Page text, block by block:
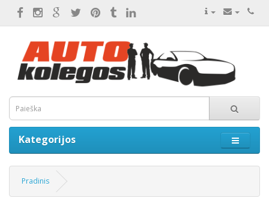
Kategorijos
Pradinis